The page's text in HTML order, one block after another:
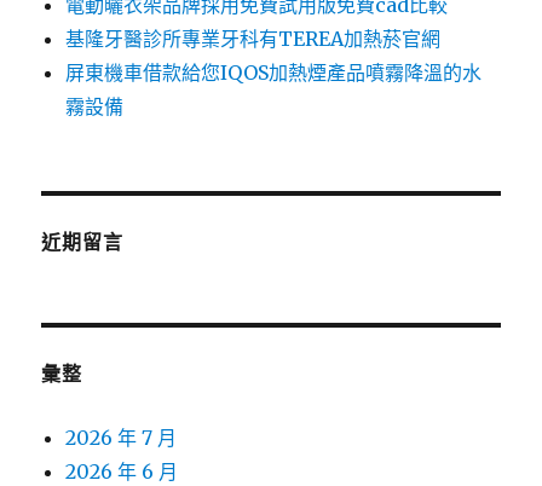
電動曬衣架品牌採用免費試用版免費cad比較
基隆牙醫診所專業牙科有TEREA加熱菸官網
屏東機車借款給您IQOS加熱煙產品噴霧降溫的水
霧設備
近期留言
彙整
2026 年 7 月
2026 年 6 月